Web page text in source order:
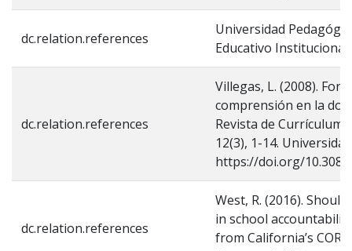
dc.relation.references
Universidad
Educativo Institucional.
dc.relation.references
Villegas, L. (2008).
comprensión en la
Revista de Currículum
12(3), 1-14.
https://doi.org/
dc.relation.references
West, R. (2016).
in school
from California’s